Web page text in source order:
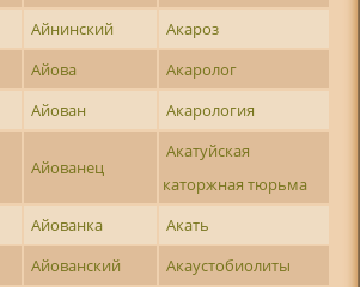
Айнинский
Акароз
Айова
Акаролог
Айован Акарология
Айованец
Акатуйская
каторжная тюрьма
Айованка
Акать
Айованский
Акаустобиолиты